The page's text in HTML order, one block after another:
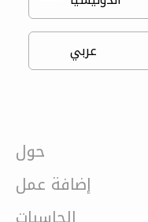
حول
إضافة عمل